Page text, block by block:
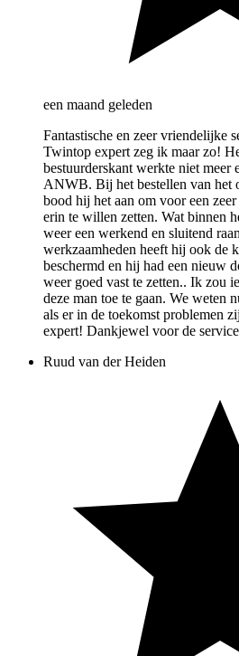
een maand geleden
Fantastische en zeer vriendelijke
Twintop expert zeg ik maar zo!
bestuurderskant werkte niet meer
ANWB. Bij het bestellen van het
bood hij het aan om voor een
erin te willen zetten. Wat binnen
weer een werkend en sluitend
werkzaamheden heeft hij ook de
beschermd en hij had een nieuw
weer goed vast te zetten.. Ik zou
deze man toe te gaan. We weten
als er in de toekomst problemen
expert! Dankjewel voor de
Ruud van der Heiden